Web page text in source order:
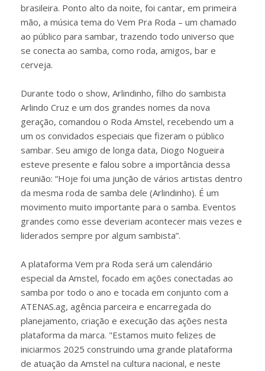
brasileira. Ponto alto da noite, foi cantar, em primeira
mão, a música tema do Vem Pra Roda – um chamado
ao público para sambar, trazendo todo universo que
se conecta ao samba, como roda, amigos, bar e
cerveja.
Durante todo o show, Arlindinho, filho do sambista
Arlindo Cruz e um dos grandes nomes da nova
geração, comandou o Roda Amstel, recebendo um a
um os convidados especiais que fizeram o público
sambar. Seu amigo de longa data, Diogo Nogueira
esteve presente e falou sobre a importância dessa
reunião: “Hoje foi uma junção de vários artistas dentro
da mesma roda de samba dele (Arlindinho). É um
movimento muito importante para o samba. Eventos
grandes como esse deveriam acontecer mais vezes e
liderados sempre por algum sambista”.
A plataforma Vem pra Roda será um calendário
especial da Amstel, focado em ações conectadas ao
samba por todo o ano e tocada em conjunto com a
ATENAS.ag, agência parceira e encarregada do
planejamento, criação e execução das ações nesta
plataforma da marca. "Estamos muito felizes de
iniciarmos 2025 construindo uma grande plataforma
de atuação da Amstel na cultura nacional, e neste